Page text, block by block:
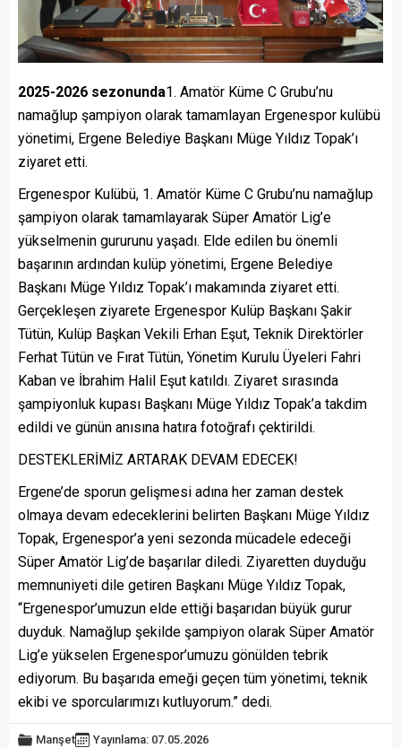
2025-2026 sezonunda1. Amatör Küme C Grubu’nu
namağlup şampiyon olarak tamamlayan Ergenespor kulübü
yönetimi, Ergene Belediye Başkanı Müge Yıldız Topak’ı
ziyaret etti.
Ergenespor Kulübü, 1. Amatör Küme C Grubu’nu namağlup
şampiyon olarak tamamlayarak Süper Amatör Lig’e
yükselmenin gururunu yaşadı. Elde edilen bu önemli
başarının ardından kulüp yönetimi, Ergene Belediye
Başkanı Müge Yıldız Topak’ı makamında ziyaret etti.
Gerçekleşen ziyarete Ergenespor Kulüp Başkanı Şakir
Tütün, Kulüp Başkan Vekili Erhan Eşut, Teknik Direktörler
Ferhat Tütün ve Fırat Tütün, Yönetim Kurulu Üyeleri Fahri
Kaban ve İbrahim Halil Eşut katıldı. Ziyaret sırasında
şampiyonluk kupası Başkanı Müge Yıldız Topak’a takdim
edildi ve günün anısına hatıra fotoğrafı çektirildi.
DESTEKLERİMİZ ARTARAK DEVAM EDECEK!
Ergene’de sporun gelişmesi adına her zaman destek
olmaya devam edeceklerini belirten Başkanı Müge Yıldız
Topak, Ergenespor’a yeni sezonda mücadele edeceği
Süper Amatör Lig’de başarılar diledi. Ziyaretten duyduğu
memnuniyeti dile getiren Başkanı Müge Yıldız Topak,
“Ergenespor’umuzun elde ettiği başarıdan büyük gurur
duyduk. Namağlup şekilde şampiyon olarak Süper Amatör
Lig’e yükselen Ergenespor’umuzu gönülden tebrik
ediyorum. Bu başarıda emeği geçen tüm yönetimi, teknik
ekibi ve sporcularımızı kutluyorum.” dedi.
Manşet Yayınlama: 07.05.2026